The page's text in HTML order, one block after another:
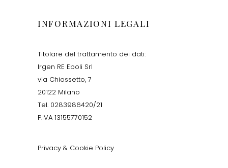
INFORMAZIONI LEGALI
Titolare del trattamento dei dati:
Irgen RE Eboli Srl
via Chiossetto, 7
20122 Milano
Tel. 0283986420/21
P.IVA 13155770152
Privacy & Cookie Policy